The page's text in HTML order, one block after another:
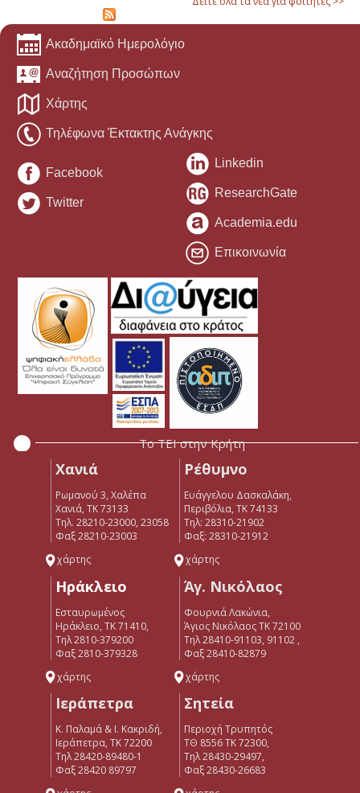
Ακαδημαϊκό Ημερολόγιο
Αναζήτηση Προσώπων
Χάρτης
Τηλέφωνα Έκτακτης Ανάγκης
Facebook
Twitter
Linkedin
ResearchGate
Academia.edu
Επικοινωνία
Το ΤΕΙ στην Κρήτη
Χανιά
Ρωμανού 3, Χαλέπα
Χανιά, ΤΚ 73133
Τηλ. 28210-23000, 23058
Φαξ 28210-23003
χάρτης
Ρέθυμνο
Ευάγγελου Δασκαλάκη,
Περιβόλια, ΤΚ 74133
Tηλ: 28310-21902
Φαξ: 28310-21912
χάρτης
Ηράκλειο
Εσταυρωμένος
Ηράκλειο, ΤΚ 71410,
Τηλ 2810-379200
Φαξ 2810-379328
χάρτης
Άγ. Νικόλαος
Φουρνιά Λακώνια,
Άγιος Νικόλαος ΤΚ 72100
Τηλ 28410-91103, 91102 ,
Φαξ 28410-82879
χάρτης
Ιεράπετρα
Κ. Παλαμά & Ι. Κακριδή,
Ιεράπετρα, ΤΚ 72200
Tηλ 28420-89480-1
Φαξ 28420 89797
Σητεία
Περιοχή Τρυπητός
ΤΘ 8556 ΤΚ 72300,
Τηλ 28430-29497,
Φαξ 28430-26683